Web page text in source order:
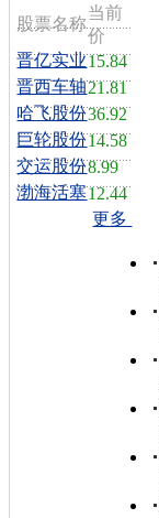
股票名称
当前
价
晋亿实业15.84
晋西车轴21.81
哈飞股份36.92
巨轮股份14.58
交运股份8.99
渤海活塞12.44
更多